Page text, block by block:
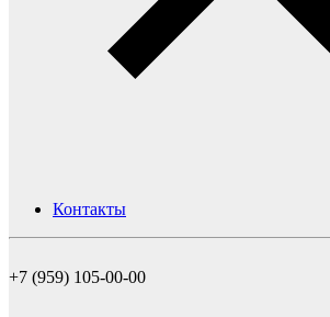
Контакты
+7 (959) 105-00-00